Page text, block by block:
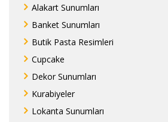
Alakart Sunumları
Banket Sunumları
Butik Pasta Resimleri
Cupcake
Dekor Sunumları
Kurabiyeler
Lokanta Sunumları